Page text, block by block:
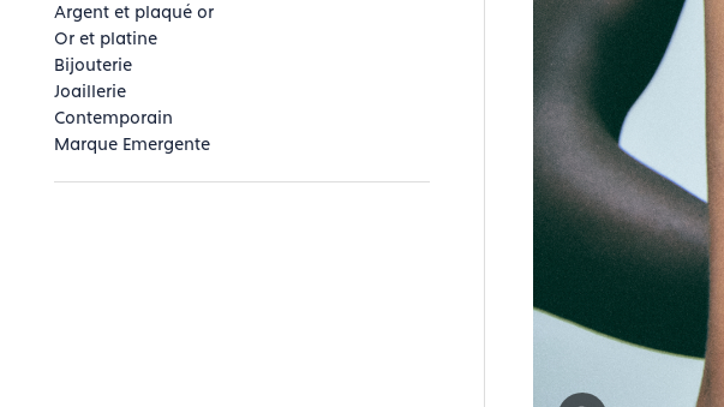
Argent et plaqué or
Or et platine
Bijouterie
Joaillerie
Contemporain
Marque Emergente